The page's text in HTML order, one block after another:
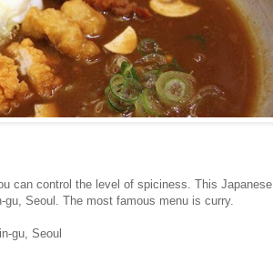
can control the level of spiciness. This Japanese
Seoul. The most famous menu is curry.
gu, Seoul